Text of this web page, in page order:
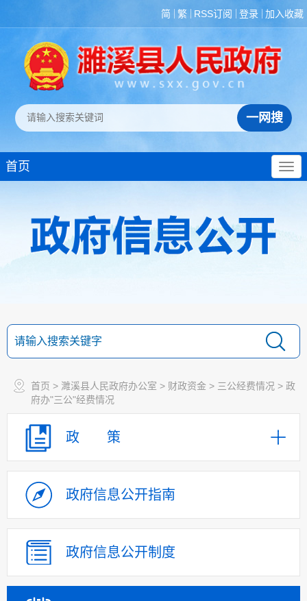
简 繁 RSS订阅 登录 加入收藏
首页
首页 > 濉溪县人民政府办公室 > 财政资金 > 三公经费情况 > 政
府办"三公"经费情况
政 策
政府信息公开指南
政府信息公开制度